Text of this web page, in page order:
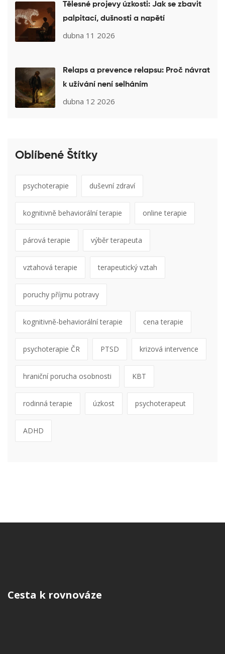
Tělesné projevy úzkosti: Jak se zbavit
palpitací, dušnosti a napětí
dubna 11 2026
Relaps a prevence relapsu: Proč návrat
k užívání není selháním
dubna 12 2026
Oblíbené Štítky
psychoterapie duševní zdraví
kognitivně behaviorální terapie online terapie
párová terapie výběr terapeuta
vztahová terapie terapeutický vztah
poruchy příjmu potravy
kognitivně-behaviorální terapie cena terapie
psychoterapie ČR PTSD krizová intervence
hraniční porucha osobnosti KBT
rodinná terapie úzkost psychoterapeut
ADHD
Cesta k rovnováze